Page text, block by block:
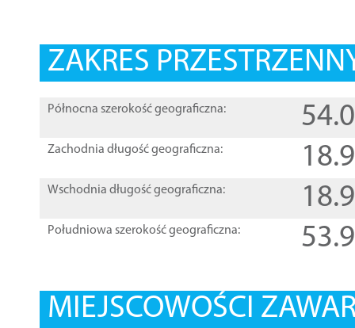
ZAKRES
Północna szerokość geograficzna:
Zachodnia długość geograficzna:
Wschodnia długość geograficzna:
Południowa szerokość geograficzna:
MIEJSCOWOŚCI